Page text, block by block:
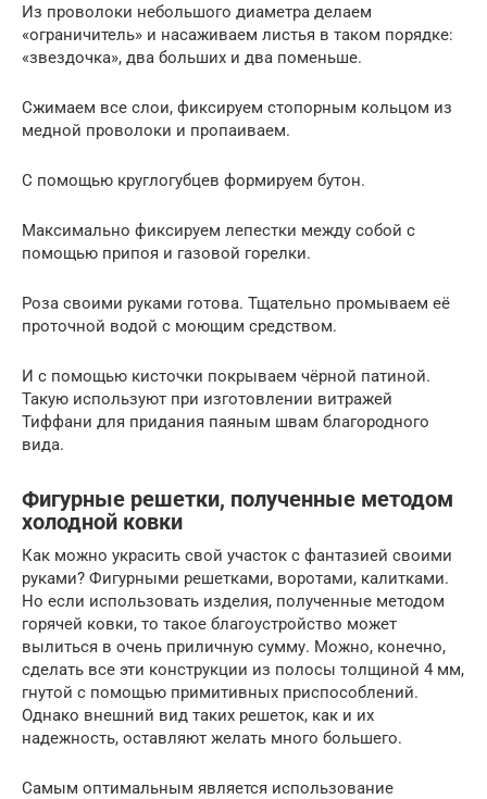
Из проволоки небольшого диаметра делаем
«ограничитель» и насаживаем листья в таком порядке:
«звездочка», два больших и два поменьше.
Сжимаем все слои, фиксируем стопорным кольцом из
медной проволоки и пропаиваем.
С помощью круглогубцев формируем бутон.
Максимально фиксируем лепестки между собой с
помощью припоя и газовой горелки.
Роза своими руками готова. Тщательно промываем её
проточной водой с моющим средством.
И с помощью кисточки покрываем чёрной патиной.
Такую используют при изготовлении витражей
Тиффани для придания паяным швам благородного
вида.
Фигурные решетки, полученные методом
холодной ковки
Как можно украсить свой участок с фантазией своими
руками? Фигурными решетками, воротами, калитками.
Но если использовать изделия, полученные методом
горячей ковки, то такое благоустройство может
вылиться в очень приличную сумму. Можно, конечно,
сделать все эти конструкции из полосы толщиной 4 мм,
гнутой с помощью примитивных приспособлений.
Однако внешний вид таких решеток, как и их
надежность, оставляют желать много большего.
Самым оптимальным является использование